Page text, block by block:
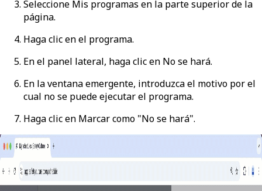
Seleccione Mis programas en la parte superior de la
página.
Haga clic en el programa.
En el panel lateral, haga clic en No se hará.
En la ventana emergente, introduzca el motivo por el
cual no se puede ejecutar el programa.
Haga clic en Marcar como "No se hará".